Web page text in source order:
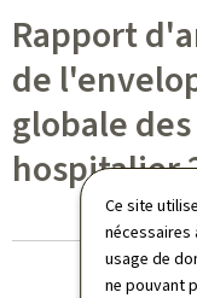
Ce site
nécessaires
usage de
ne pouvant
Rapport
de
globale
hospitalier